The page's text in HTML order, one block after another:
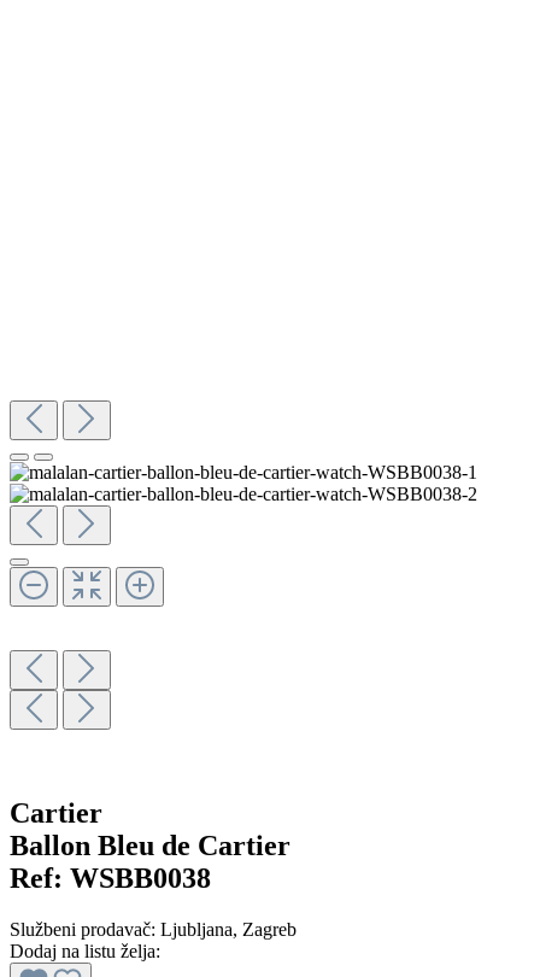
Cartier
Ballon Bleu de Cartier
Ref: WSBB0038
Službeni prodavač: Ljubljana, Zagreb
Dodaj na listu želja: